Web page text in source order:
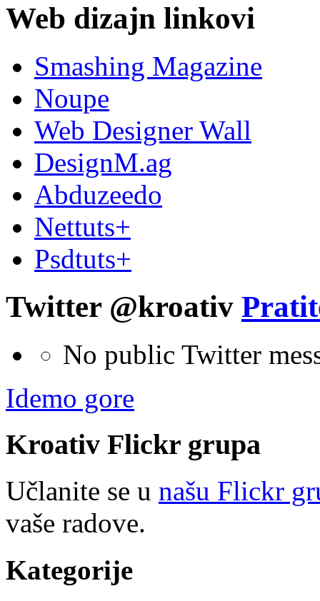
Web dizajn linkovi
Smashing Magazine
Noupe
Web Designer Wall
DesignM.ag
Abduzeedo
Nettuts+
Psdtuts+
Twitter @kroativ
No public Twitter
Idemo gore
Kroativ Flickr grupa
Učlanite se u našu Flickr
vaše radove.
Kategorije